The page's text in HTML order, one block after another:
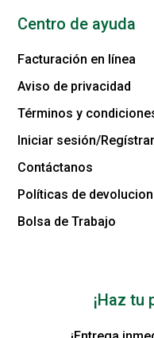
Centro de ayuda
Facturación en línea
Aviso de privacidad
Términos y
Iniciar sesión/
Contáctanos
Políticas de
Bolsa de Trabajo
¡Haz tu